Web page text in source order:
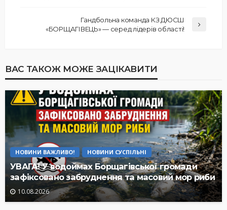
Гандбольна команда КЗ ДЮСШ
«БОРЩАГІВЕЦЬ» — серед лідерів області!
ВАС ТАКОЖ МОЖЕ ЗАЦІКАВИТИ
НОВИНИ ВАЖЛИВО! НОВИНИ СУСПІЛЬНІ
УВАГА! У водоймах Борщагівської громади
зафіксовано забруднення та масовий мор риби
10.08.2026